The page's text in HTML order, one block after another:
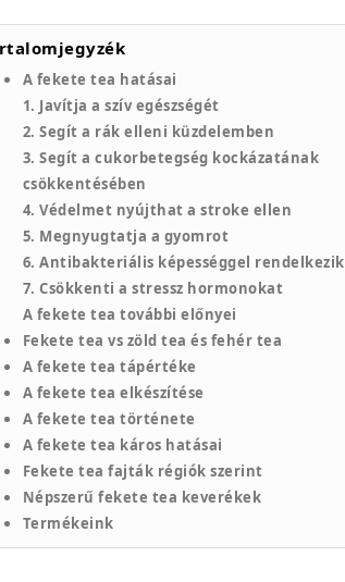
A fekete tea hatásai
1. Javítja a szív egészségét
2. Segít a rák elleni küzdelemben
3. Segít a cukorbetegség kockázatának
csökkentésében
4. Védelmet nyújthat a stroke ellen
5. Megnyugtatja a gyomrot
6. Antibakteriális képességgel rendelkezik
7. Csökkenti a stressz hormonokat
A fekete tea további előnyei
Fekete tea vs zöld tea és fehér tea
A fekete tea tápértéke
A fekete tea elkészítése
A fekete tea története
A fekete tea káros hatásai
Fekete tea fajták régiók szerint
Népszerű fekete tea keverékek
Termékeink